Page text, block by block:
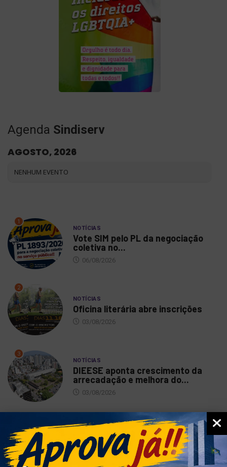
Agenda Sindiserv
AGOSTO, 2026
NENHUM EVENTO
1
NOTÍCIAS
Vote SIM pelo PL da negociação
coletiva no...
06/08/2026
2
NOTÍCIAS
Oficina literária abre inscrições
03/08/2026
3
NOTÍCIAS
DIEESE aponta crescimento da
arrecadação e melhora do...
03/08/2026
NOTÍCIAS
Festa dos servidores: vamos
comemorar juntos o nosso...
03/08/2026